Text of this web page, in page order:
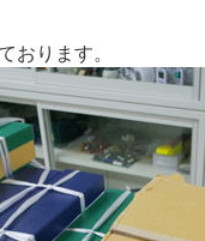
おります。